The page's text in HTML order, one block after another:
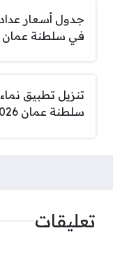
جدول أسعار
في سلطنة عمان 2026
تنزيل تطبيق نماء
سلطنة عمان 2026
تعليقات